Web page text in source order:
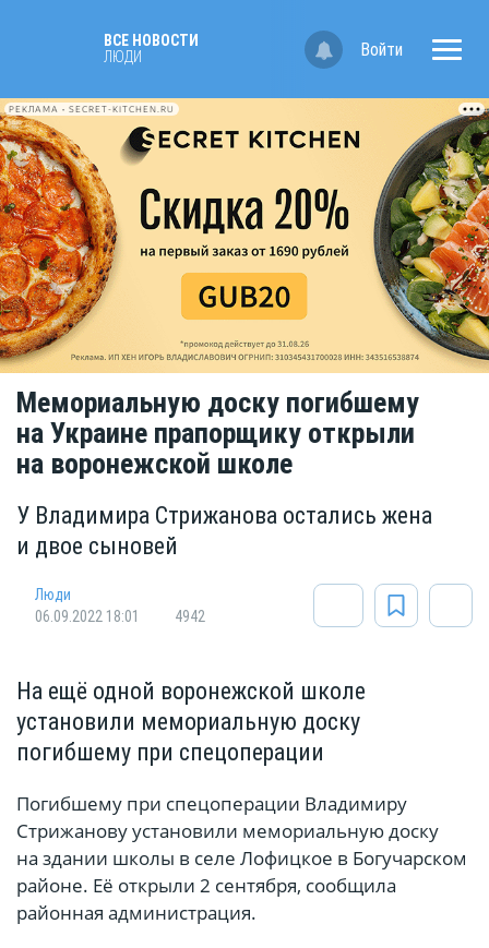
ВСЕ НОВОСТИ
ЛЮДИ
Войти
РЕКЛАМА • SECRET-KITCHEN.RU
Мемориальную доску погибшему
на Украине прапорщику открыли
на воронежской школе
У Владимира Стрижанова остались жена
и двое сыновей
Люди
06.09.2022 18:01
4942
На ещё одной воронежской школе
установили мемориальную доску
погибшему при спецоперации
Погибшему при спецоперации Владимиру
Стрижанову установили мемориальную доску
на здании школы в селе Лофицкое в Богучарском
районе. Её открыли 2 сентября, сообщила
районная администрация.